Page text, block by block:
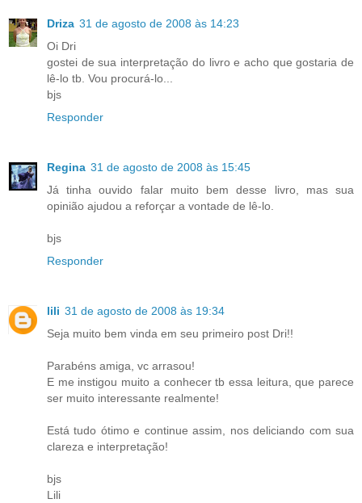
Driza 31 de agosto de 2008 às 14:23
Oi Dri
gostei de sua interpretação do livro e acho que gostaria de
lê-lo tb. Vou procurá-lo...
bjs
Responder
Regina 31 de agosto de 2008 às 15:45
Já tinha ouvido falar muito bem desse livro, mas sua
opinião ajudou a reforçar a vontade de lê-lo.
bjs
Responder
lili 31 de agosto de 2008 às 19:34
Seja muito bem vinda em seu primeiro post Dri!!
Parabéns amiga, vc arrasou!
E me instigou muito a conhecer tb essa leitura, que parece
ser muito interessante realmente!
Está tudo ótimo e continue assim, nos deliciando com sua
clareza e interpretação!
bjs
Lili